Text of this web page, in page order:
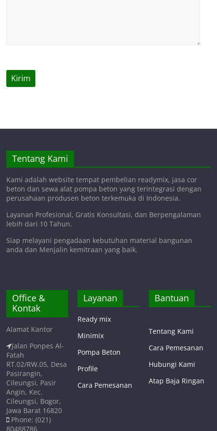
Tentang Kami
Kami adalah website tempat pembelian readymix, jasa cor
beton dan sewa alat pompa beton yang terintegrasi dengan
perusahaan produsen beton terkemuka di Indonesia.
Layanan Profesional, Gratis Konsultasi, dan Berpengalaman
lebih dari 10 Tahun.
Siap melayani pengadaan kebutuhan material bangunan
anda dan Menjalin kemitraan yang baik.
Office &
Kontak
Alamat Kantor
Jalan Ponpes Al-
Fatah
RT.02/RW.05, Desa
Pasirangin,
Cileungsi, Pasir
Angin, Kec.
Cileungsi, Bogor,
Jawa Barat 16820
Phone: (021)
80488786
Layanan
Ready mix
Minimix
Pompa Beton
Profile
Cara Pemesanan
Bantuan
Tentang Kami
Cara Pemesanan
Hubungi Kami
Atap Baja Ringan